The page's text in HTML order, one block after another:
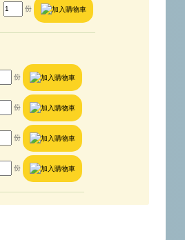
份
份
份
份
份